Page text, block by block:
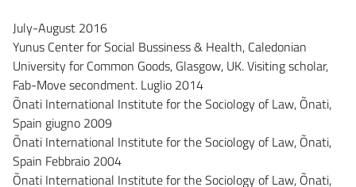
July-August 2016
Yunus Center for Social Bussiness & Health, Caledonian
University for Common Goods, Glasgow, UK. Visiting scholar,
Fab-Move secondment. Luglio 2014
Õnati International Institute for the Sociology of Law, Õnati,
Spain giugno 2009
Õnati International Institute for the Sociology of Law, Õnati,
Spain Febbraio 2004
Õnati International Institute for the Sociology of Law, Õnati,